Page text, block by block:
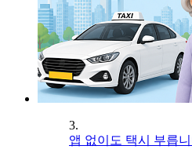
3.
앱 없이도 택시 부릅